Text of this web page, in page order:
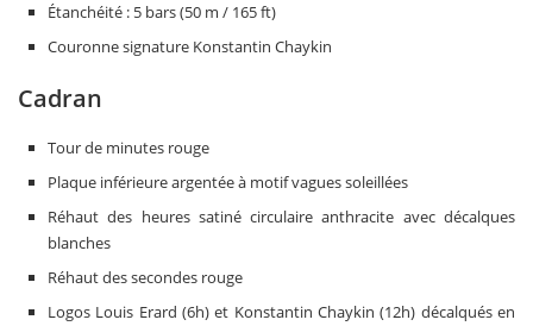
Étanchéité : 5 bars (50 m / 165 ft)
Couronne signature Konstantin Chaykin
Cadran
Tour de minutes rouge
Plaque inférieure argentée à motif vagues soleillées
Réhaut des heures satiné circulaire anthracite avec décalques
blanches
Réhaut des secondes rouge
Logos Louis Erard (6h) et Konstantin Chaykin (12h) décalqués en